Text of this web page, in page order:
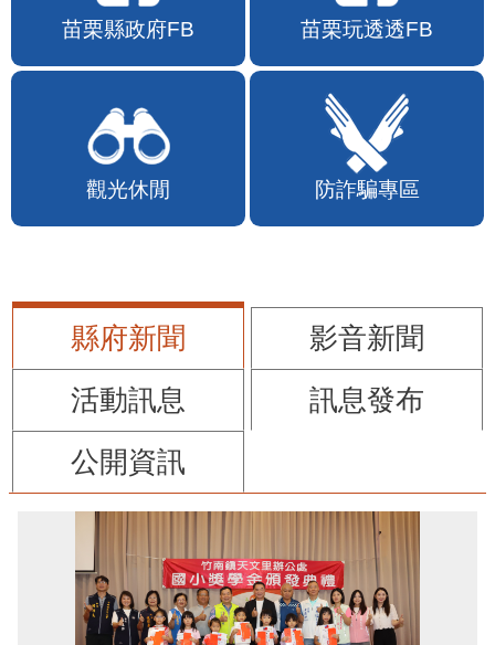
苗栗縣政府FB 苗栗玩透透FB
觀光休閒 防詐騙專區
縣府新聞
影音新聞
活動訊息
訊息發布
公開資訊